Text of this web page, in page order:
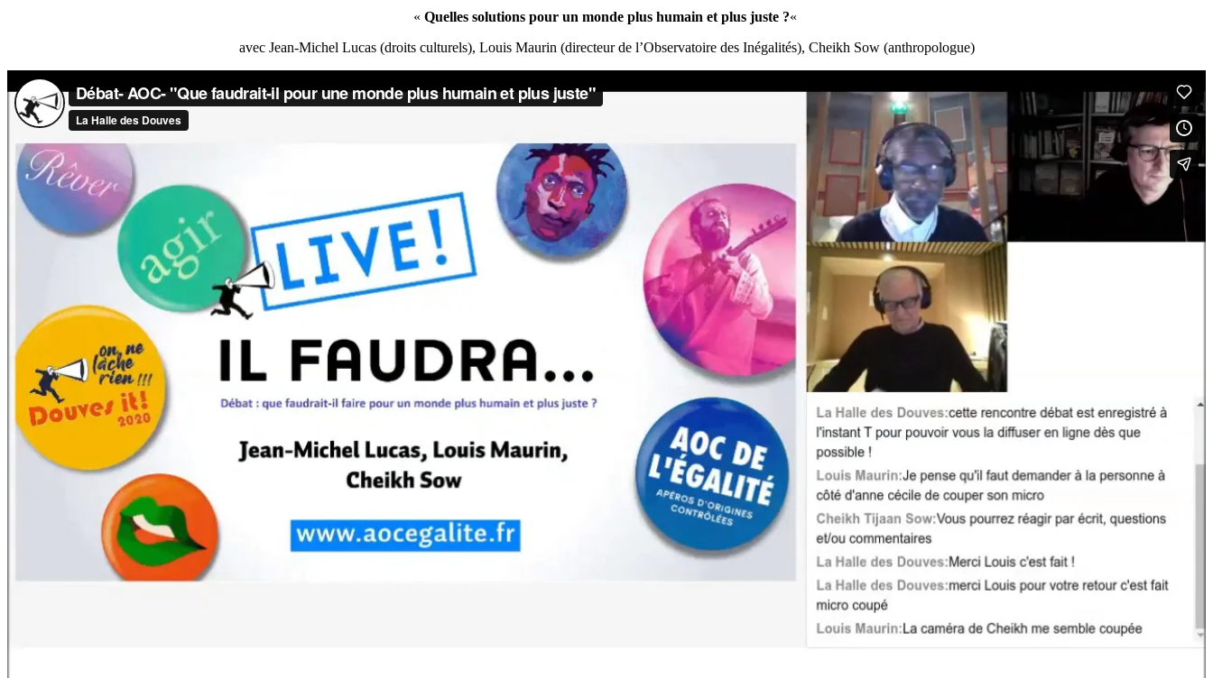
« Quelles solutions pour un monde plus humain et plus juste ?«
avec Jean-Michel Lucas (droits culturels), Louis Maurin (directeur de l’Observatoire des Inégalités), Cheikh Sow (anthropologue)